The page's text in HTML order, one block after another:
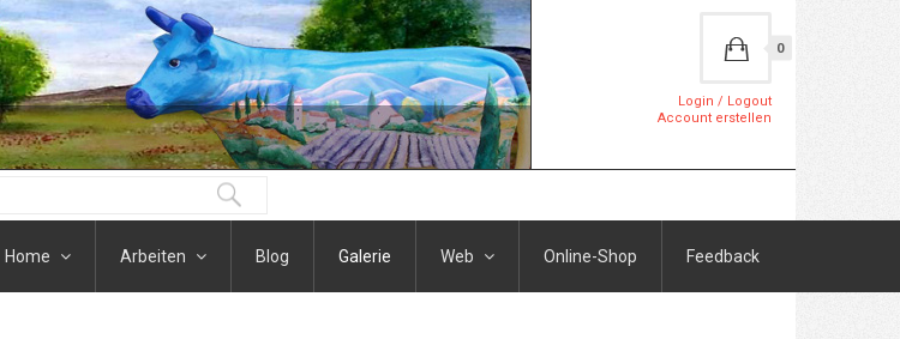
0
Login / Logout
Account erstellen
Home Arbeiten Blog Galerie Web Online-Shop Feedback